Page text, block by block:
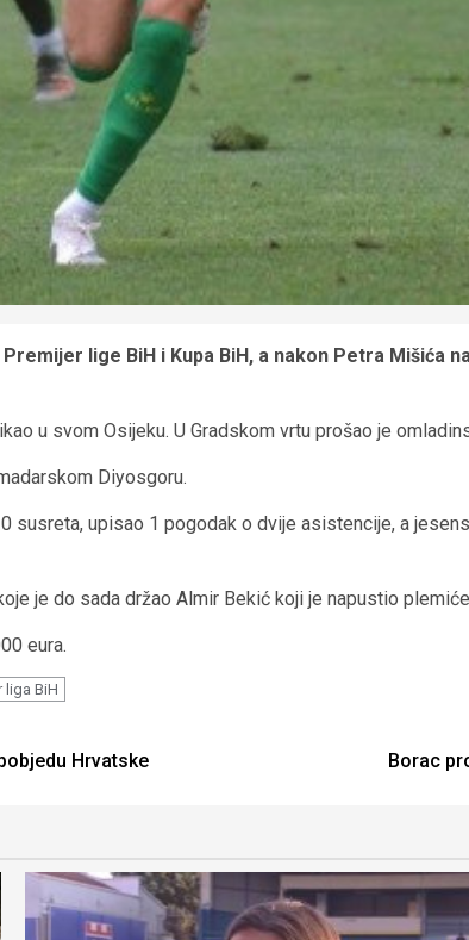
lige BiH i Kupa BiH, a nakon Petra Mišića
u svom Osijeku. U Gradskom vrtu prošao je
Diyosgoru.
susreta, upisao 1 pogodak o dvije asistencije, a
je do sada držao Almir Bekić koji je napustio
eura.
liga BiH
Hrvatske
Borac